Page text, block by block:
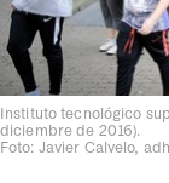
Instituto tecnológico
diciembre de 2016).
Foto: Javier Calvelo,